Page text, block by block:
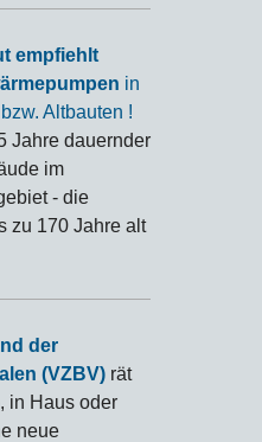
empfiehlt
in
Altbauten !
Jahre dauernder
im
- die
zu 170 Jahre alt
der
(VZBV) rät
in Haus oder
neue